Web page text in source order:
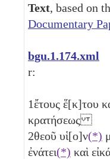
Text, based on
Documentary
bgu.1.174.xml
r:
1ἔτους ἕ[κ]του
κρατήσεως
2θεοῦ υἱ[ο]ν(*)
ἐνάτει(*) καὶ